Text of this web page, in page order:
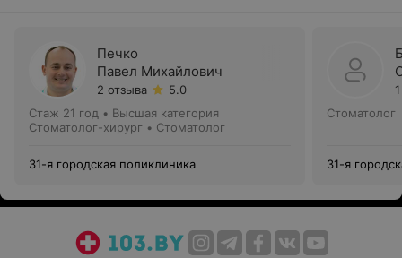
Печко
Павел Михайлович
2 отзыва
5.0
Стаж 21 год • Высшая категория
Стоматолог-хирург • Стоматолог
31-я городская поликлиника
Стоматолог
31-я